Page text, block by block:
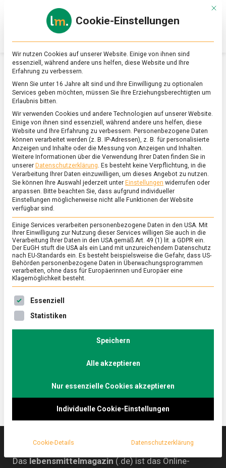
Online-
Magazin
zu
&
Ernährung
SCHLAGWORT:CRUMBLES
ERNÄHRUNG & GESUNDHEIT /FEATURED/WISSEN
Das große Backen: ruhmreiche Rausch-
Konditorinnen
25. Juni 2021
ruhmreiche
Die Berliner Konditorinnen Katja Liebing und Anne
Ziller demonstrierten bei der Sat.1-Show „Das große
Backen“ eindrucksvoll ihr Können.
über die TV-Produktion gesprochen.
Das lebensmittelmagazin (.de) ist das Online-
Mit
Cookie-Einstellungen
Wir nutzen Cookies auf unserer Website. Einige von ihnen sind
essenziell, während andere uns helfen, diese Website und Ihre
Erfahrung zu verbessern.
Wenn Sie unter 16 Jahre alt sind und Ihre Einwilligung zu optionalen
Services geben möchten, müssen Sie Ihre Erziehungsberechtigten um
Erlaubnis bitten.
Wir verwenden Cookies und andere Technologien auf unserer Website.
Einige von ihnen sind essenziell, während andere uns helfen, diese
Website und Ihre Erfahrung zu verbessern. Personenbezogene Daten
können verarbeitet werden (z. B. IP-Adressen), z. B. für personalisierte
Anzeigen und Inhalte oder die Messung von Anzeigen und Inhalten.
Weitere Informationen über die Verwendung Ihrer Daten finden Sie in
unserer Datenschutzerklärung. Es besteht keine Verpflichtung, in die
Verarbeitung Ihrer Daten einzuwilligen, um dieses Angebot zu nutzen.
Sie können Ihre Auswahl jederzeit unter Einstellungen widerrufen oder
anpassen. Bitte beachten Sie, dass aufgrund individueller
Einstellungen möglicherweise nicht alle Funktionen der Website
verfügbar sind.
Einige Services verarbeiten personenbezogene Daten in den USA. Mit
Ihrer Einwilligung zur Nutzung dieser Services willigen Sie auch in die
Verarbeitung Ihrer Daten in den USA gemäß Art. 49 (1) lit. a GDPR ein.
Der EuGH stuft die USA als ein Land mit unzureichendem Datenschutz
nach EU-Standards ein. Es besteht beispielsweise die Gefahr, dass US-
Behörden personenbezogene Daten in Überwachungsprogrammen
verarbeiten, ohne dass für Europäerinnen und Europäer eine
Klagemöglichkeit besteht.
Es folgt eine Liste der Service-Gruppen, für die eine
Essenziell
Statistiken
Speichern
Alle akzeptieren
Nur essenzielle Cookies akzeptieren
Individuelle Cookie-Einstellungen
Cookie-Details Datenschutzerklärung